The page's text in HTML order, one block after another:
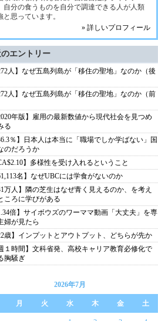
自分の食うものを自分で調達できる人が人類
と思っています。
» 詳しいプロフィール
エントリー
人】なぜ五島列島が「移住の聖地」なのか（後
人】なぜ五島列島が「移住の聖地」なのか（前
年版】雇用の最新数値から現代社会を見つめ
る
％】日本人は本当に「職場でしか学ばない」国
のだろうか
】多様性を受け入れるということ
名】なぜUBCには学食がないのか
万人】隣の芝生はなぜ青く見えるのか、を考え
ころに学びがある
倍】サイボウズのワーママ動画「大丈夫」を専
婦が見たら
歳】インプットとアウトプット、どちらが先か
１時間】文科省発、高校キャリア教育必修化で
胸騒ぎ
2026年7月
月 火 水 木 金 土